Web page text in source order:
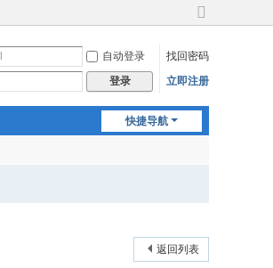
切
到
宽
自动登录
找回密码
登录 立即注册
快捷导航
返回列表